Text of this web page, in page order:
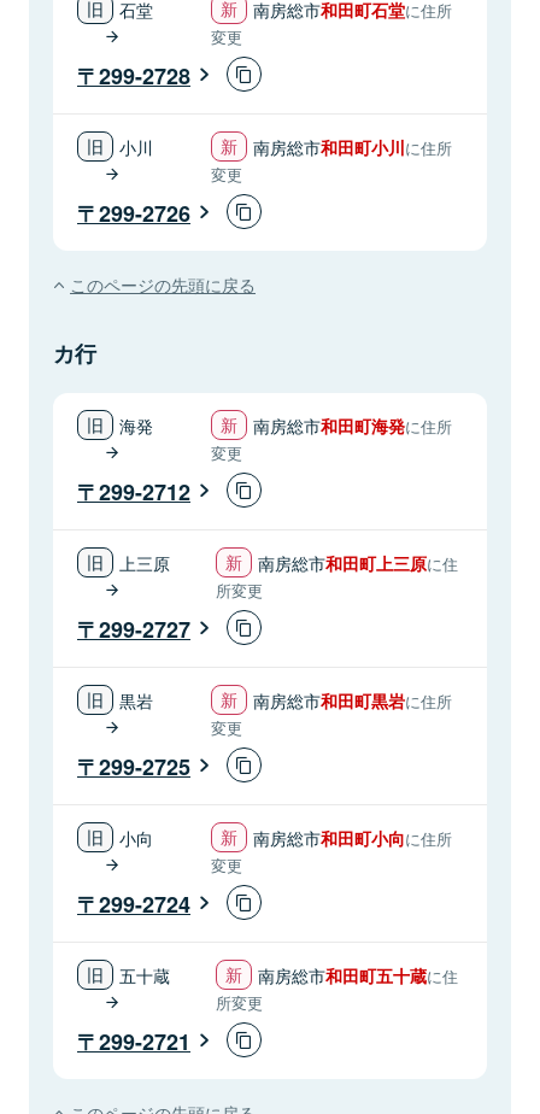
石堂 南房総市和田町石堂に住所
変更
299-2728
小川 南房総市和田町小川に住所
変更
299-2726
このページの先頭に戻る
カ行
海発 南房総市和田町海発に住所
変更
299-2712
上三原 南房総市和田町上三原に住
所変更
299-2727
黒岩 南房総市和田町黒岩に住所
変更
299-2725
小向 南房総市和田町小向に住所
変更
299-2724
五十蔵 南房総市和田町五十蔵に住
所変更
299-2721